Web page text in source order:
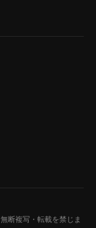
無断複写・転載を禁じま